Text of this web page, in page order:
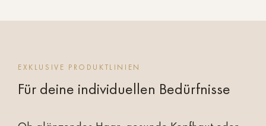
EXKLUSIVE PRODUKTLINIEN
Für deine individuellen Bedürfnisse